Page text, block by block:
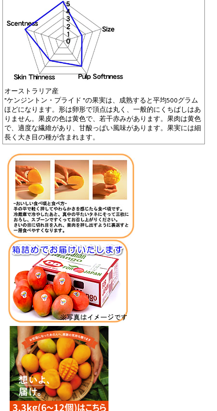
オーストラリア産
"ケンジントン・プライド "の果実は、成熟すると平均500グラム
ほどになります。形は卵形で頂点は丸く、一般的にくちばしはあ
りません。果皮の色は黄色で、若干赤みがあります。果肉は黄色
で、適度な繊維があり、甘酸っぱい風味があります。果実には細
長く大き目の種が含まれます。